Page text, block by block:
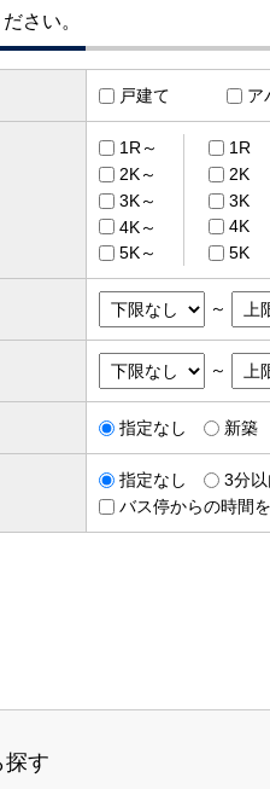
さい。
戸建て ア
1R～
2K～
3K～
4K～
5K～
1R
2K
3K
4K
5K
～
～
指定なし 新築
指定なし 3分以
バス停からの時間
探す